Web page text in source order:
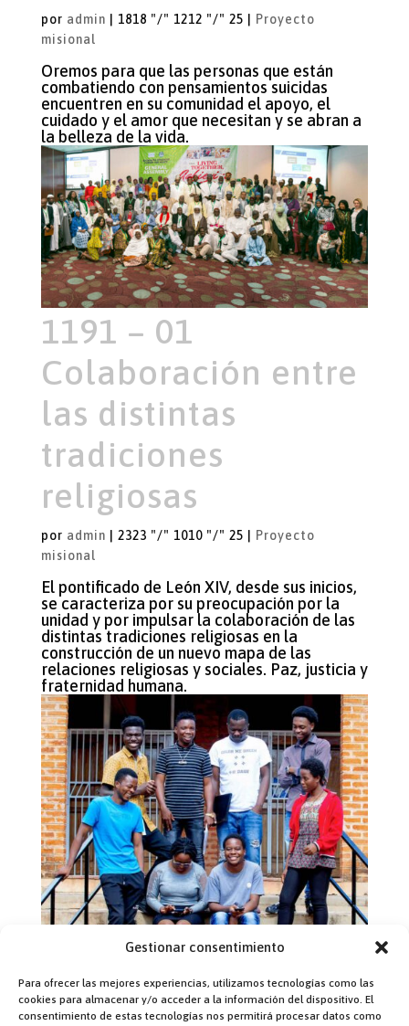
Gestionar consentimiento
Para ofrecer las mejores experiencias, utilizamos tecnologías como las
cookies para almacenar y/o acceder a la información del dispositivo. El
consentimiento de estas tecnologías nos permitirá procesar datos como
por admin | 1818 "/" 1212 "/" 25 | Proyecto
misional
Oremos para que las personas que están
combatiendo con pensamientos suicidas
encuentren en su comunidad el apoyo, el
cuidado y el amor que necesitan y se abran a
la belleza de la vida.
1191 – 01
Colaboración entre
las distintas
tradiciones
religiosas
por admin 2323 "/" 1010 "/" 25
Proyecto
misional
El pontificado de León XIV, desde sus inicios,
se caracteriza por su preocupación por la
unidad y por impulsar la colaboración de las
distintas tradiciones religiosas en la
construcción de un nuevo mapa de las
relaciones religiosas y sociales. Paz, justicia y
fraternidad humana.